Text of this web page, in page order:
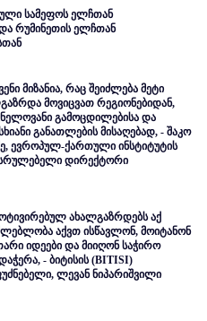
სამეფოს ელჩთან
რუმინეთის ელჩთან
მიზანია, რაც შეიძლება მეტი
მოვიცვათ რეგიონებიდან,
გამოცდილებისა და
განათლების მისაღებად, - შაკო
ევროპულ-ქართული ინსტიტუტის
დირექტორი
ახალგაზრდებს აქ
აქვთ ისწავლონ, მოიტანონ
იდეები და მიიღონ საჭირო
- ბიტისის (BITISI)
ლევან ნიპარიშვილი